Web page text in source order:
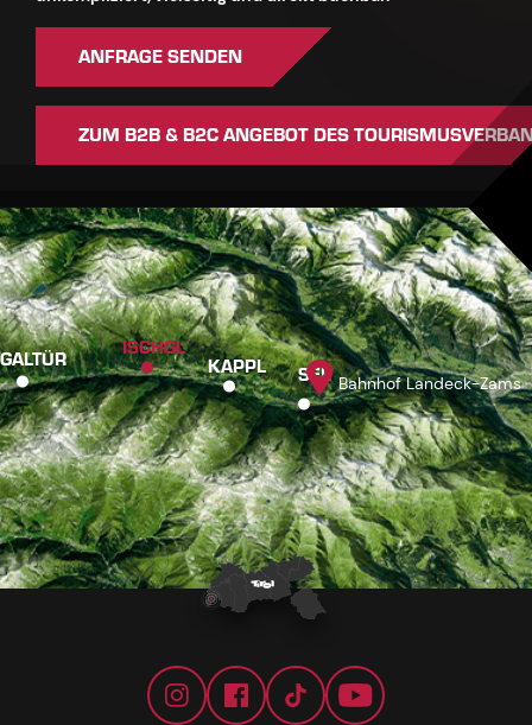
ANFRAGE SENDEN
ZUM B2B & B2C ANGEBOT DES
GALTÜR ISCHGL
KAPPL SEE Bahnhof Landeck-Zams